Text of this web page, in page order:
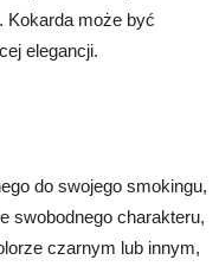
Kokarda może być
elegancji.
do swojego smokingu,
swobodnego charakteru,
czarnym lub innym,